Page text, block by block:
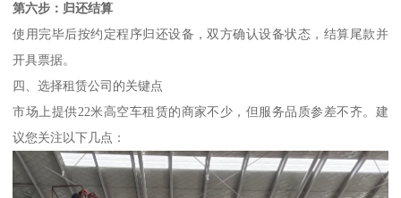
第六步：归还结算
使用完毕后按约定程序归还设备，双方确认设备状态，结算尾款并
开具票据。
四、选择租赁公司的关键点
市场上提供22米高空车租赁的商家不少，但服务品质参差不齐。建
议您关注以下几点：